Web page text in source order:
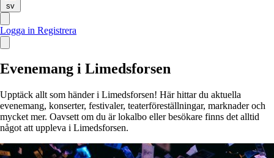
sv
Logga in Registrera
Evenemang i Limedsforsen
Upptäck allt som händer i Limedsforsen! Här hittar du aktuella
evenemang, konserter, festivaler, teaterföreställningar, marknader och
mycket mer. Oavsett om du är lokalbo eller besökare finns det alltid
något att uppleva i Limedsforsen.